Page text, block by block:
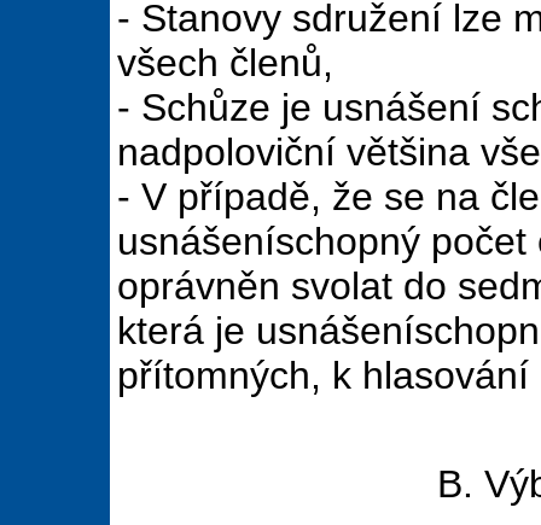
- Stanovy sdružení lze
všech členů,
- Schůze je usnášení
nadpoloviční většina
- V případě, že se na
usnášeníschopný
oprávněn svolat do
která je
přítomných, k
B.